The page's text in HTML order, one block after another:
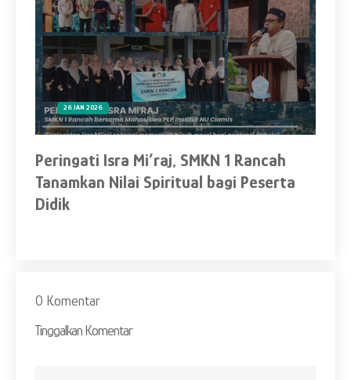
26 JAN 2026
Peringati Isra Mi’raj, SMKN 1 Rancah
Tanamkan Nilai Spiritual bagi Peserta
Didik
0 Komentar
Tinggalkan Komentar